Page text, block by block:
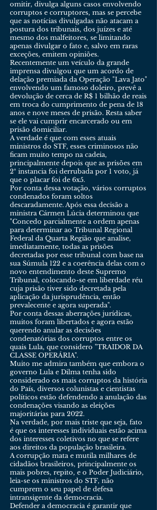
omitir, divulga alguns casos envolvendo
corruptos e corruptores, mas se percebe
que as notícias divulgadas não atacam a
postura dos tribunais, dos juízes e até
mesmo dos malfeitores, se limitando
apenas divulgar o fato e, salvo em raras
exceções, emitem opiniões.
Recentemente um veículo da grande
imprensa divulgou que um acordo de
delação premiada da Operação "Lava Jato"
envolvendo um famoso doleiro, prevê a
devolução de cerca de R$ 1 bilhão de reais
em troca do cumprimento de pena de 18
anos e nove meses de prisão. Resta saber
se ele vai cumprir encarcerado ou em
prisão domiciliar.
A verdade é que com esses atuais
ministros do STF, esses criminosos não
ficam muito tempo na cadeia,
principalmente depois que as prisões em
2ª instancia foi derrubada por 1 voto, já
que o placar foi de 6x5.
Por conta dessa votação, vários corruptos
condenados foram soltos
descaradamente. Após essa decisão a
ministra Cármen Lúcia determinou que
"Concedo parcialmente a ordem apenas
para determinar ao Tribunal Regional
Federal da Quarta Região que analise,
imediatamente, todas as prisões
decretadas por esse tribunal com base na
sua Súmula 122 e a coerência delas com o
novo entendimento deste Supremo
Tribunal, colocando-se em liberdade réu
cuja prisão tiver sido decretada pela
aplicação da jurisprudência, então
prevalecente e agora superada".
Por conta dessas aberrações jurídicas,
muitos foram libertados e agora estão
querendo anular as decisões
condenatórias dos corruptos entre os
quais Lula, que considero "TRAIDOR DA
CLASSE OPERÁRIA".
Muito me admira também que embora o
governo Lula e Dilma tenha sido
considerado os mais corruptos da história
do País, diversos colunistas e cientistas
políticos estão defendendo a anulação das
condenações visando as eleições
majoritárias para 2022.
Na verdade, por mais triste que seja, fato
é que os interesses individuais estão acima
dos interesses coletivos no que se refere
aos direitos da população brasileira.
A corrupção mata e mutila milhares de
cidadãos brasileiros, principalmente os
mais pobres, repito, e o Poder Judiciário,
leia-se os ministros do STF, não
cumprem o seu papel de defesa
intransigente da democracia.
Defender a democracia é garantir que